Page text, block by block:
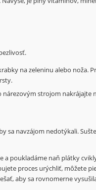
na zeleninu alebo noža.
strojom nakrájajte
sa navzájom nedotýkali.
a poukladáme naň plátky
proces urýchliť, môžete
aby sa rovnomerne